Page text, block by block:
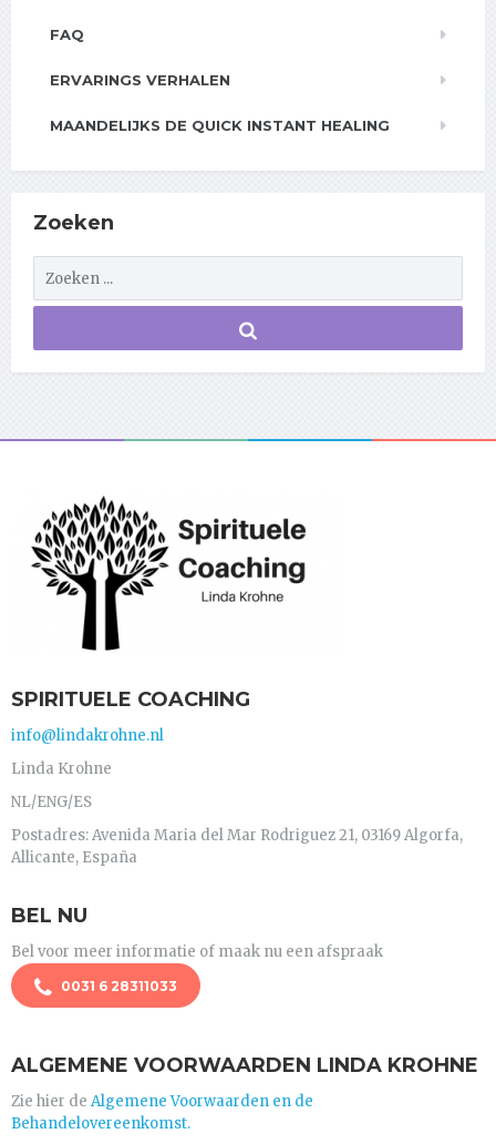
FAQ
ERVARINGS VERHALEN
MAANDELIJKS DE QUICK INSTANT HEALING
Zoeken
SPIRITUELE COACHING
info@lindakrohne.nl
Linda Krohne
NL/ENG/ES
Postadres: Avenida Maria del Mar Rodriguez 21, 03169 Algorfa,
Allicante, España
BEL NU
Bel voor meer informatie of maak nu een afspraak
0031 6 28311033
ALGEMENE VOORWAARDEN LINDA KROHNE
Zie hier de Algemene Voorwaarden en de
Behandelovereenkomst.